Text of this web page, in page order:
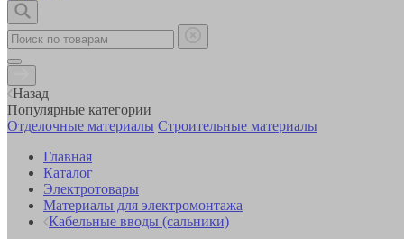
Назад
Популярные категории
Отделочные материалы Строительные материалы
Главная
Каталог
Электротовары
Материалы для электромонтажа
Кабельные вводы (сальники)